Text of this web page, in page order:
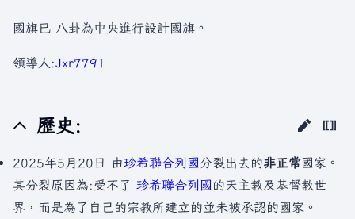
國旗已 八卦為中央進行設計國旗。
領導人:Jxr7791
歷史:
2025年5月20日 由珍希聯合列國分裂出去的非正常國家。
其分裂原因為:受不了 珍希聯合列國 的天主教及基督教世
界，而是為了自己的宗教所建立的並未被承認的國家。